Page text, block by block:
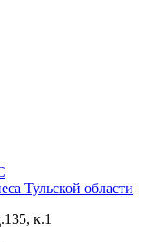
Тульской области
к.1